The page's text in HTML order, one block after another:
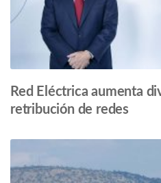
Red Eléctrica aumenta
retribución de redes